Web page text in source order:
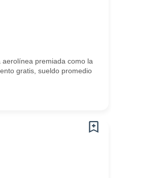
premiada como la
gratis, sueldo promedio